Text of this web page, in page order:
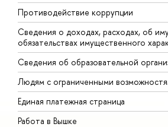
Противодействие коррупции
Сведения о доходах, расходах, об
обязательствах имущественного
Сведения об образовательной
Людям с ограниченными
Единая платежная страница
Работа в Вышке